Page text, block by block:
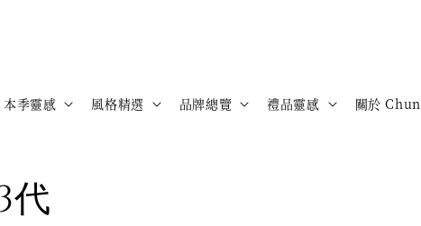
本季靈感 風格精選 品牌總覽 禮品靈感 關於
代